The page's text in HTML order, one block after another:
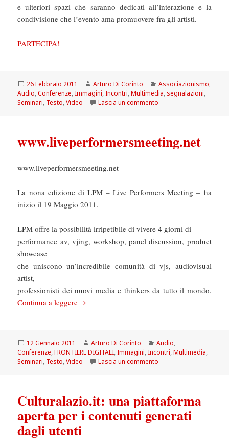
e ulteriori spazi che saranno dedicati all’interazione e la
condivisione che l’evento ama promuovere fra gli artisti.
PARTECIPA!
Scritto
il
26 Febbraio 2011 Autore
Arturo Di Corinto Categorie
Associazionismo,
Audio,Conferenze,Immagini,Incontri,Multimedia, segnalazioni,
Seminari, Testo,Video Lascia un commento
www.liveperformersmeeting.net
www.liveperformersmeeting.net
La nona edizione di LPM – Live Performers Meeting – ha
inizio il 19 Maggio 2011.
LPM offre la possibilità irripetibile di vivere 4 giorni di
performance av, vjing, workshop, panel discussion, product
showcase
che uniscono un’incredibile comunità di vjs, audiovisual
artist,
professionisti dei nuovi media e thinkers da tutto il mondo.
Continua a leggere www.liveperformersmeeting.net
Scritto
il
12 Gennaio 2011 Autore
Arturo Di Corinto Categorie
Audio,
Conferenze,FRONTIERE DIGITALI,Immagini,Incontri,Multimedia,
Seminari, Testo,Video Lascia un commento
Culturalazio.it: una piattaforma
aperta per i contenuti generati
dagli utenti